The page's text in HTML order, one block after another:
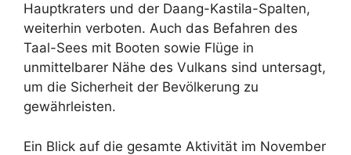
Hauptkraters und der Daang-Kastila-Spalten,
weiterhin verboten. Auch das Befahren des
Taal-Sees mit Booten sowie Flüge in
unmittelbarer Nähe des Vulkans sind untersagt,
um die Sicherheit der Bevölkerung zu
gewährleisten.
Ein Blick auf die gesamte Aktivität im November